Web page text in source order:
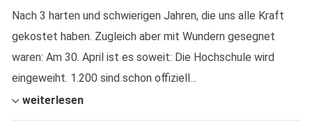
Nach 3 harten und schwierigen Jahren, die uns alle Kraft
gekostet haben. Zugleich aber mit Wundern gesegnet
waren: Am 30. April ist es soweit: Die Hochschule wird
eingeweiht. 1.200 sind schon offiziell...
weiterlesen